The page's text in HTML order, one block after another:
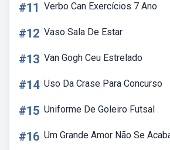
#11 Verbo Can Exercícios 7 Ano
#12 Vaso Sala De Estar
#13 Van Gogh Ceu Estrelado
#14 Uso Da Crase Para Concurso
#15 Uniforme De Goleiro Futsal
#16 Um Grande Amor Não Se